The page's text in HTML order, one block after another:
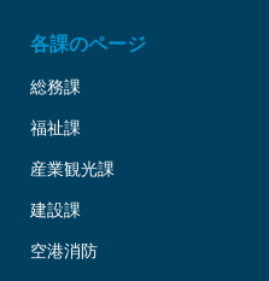
各課のページ
総務課
福祉課
産業観光課
建設課
空港消防